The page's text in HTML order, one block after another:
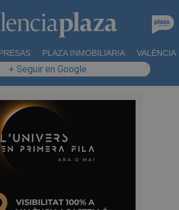
PLAZA INMOBILIARIA VALÈNCIA
+ Seguir en Google